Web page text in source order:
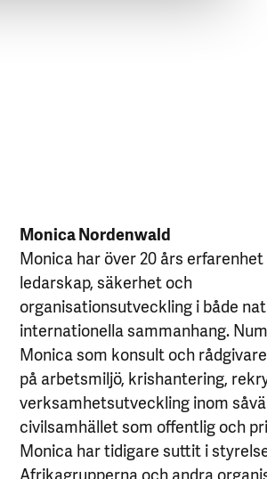
Monica Nordenwald
Monica har över 20 års erfarenhet
ledarskap, säkerhet och
organisationsutveckling i både
internationella sammanhang.
Monica som konsult och
på arbetsmiljö, krishantering,
verksamhetsutveckling inom
civilsamhället som offentlig och
Monica har tidigare suttit i
Afrikagrupperna och andra